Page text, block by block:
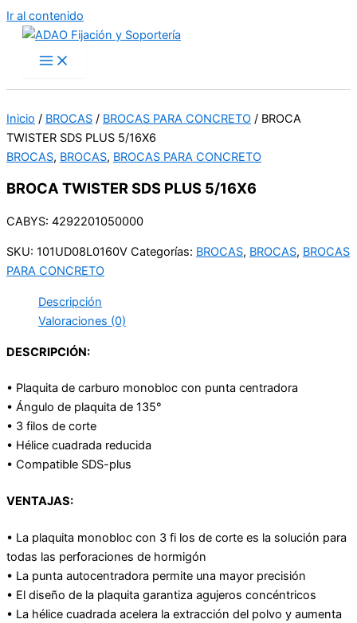
Ir al contenido
Inicio / BROCAS / BROCAS PARA CONCRETO / BROCA
TWISTER SDS PLUS 5/16X6
BROCAS, BROCAS, BROCAS PARA CONCRETO
BROCA TWISTER SDS PLUS 5/16X6
CABYS: 4292201050000
SKU: 101UD08L0160V Categorías: BROCAS, BROCAS, BROCAS
PARA CONCRETO
Descripción
Valoraciones (0)
DESCRIPCIÓN:
• Plaquita de carburo monobloc con punta centradora
• Ángulo de plaquita de 135°
• 3 filos de corte
• Hélice cuadrada reducida
• Compatible SDS-plus
VENTAJAS:
• La plaquita monobloc con 3 fi los de corte es la solución para
todas las perforaciones de hormigón
• La punta autocentradora permite una mayor precisión
• El diseño de la plaquita garantiza agujeros concéntricos
• La hélice cuadrada acelera la extracción del polvo y aumenta